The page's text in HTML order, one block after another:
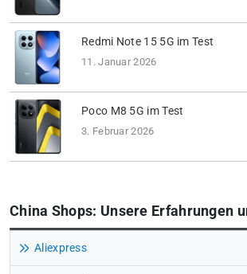
Redmi Note 15 5G im Test
11. Januar 2026
Poco M8 5G im Test
3. Februar 2026
China Shops: Unsere Erfahrungen
Aliexpress